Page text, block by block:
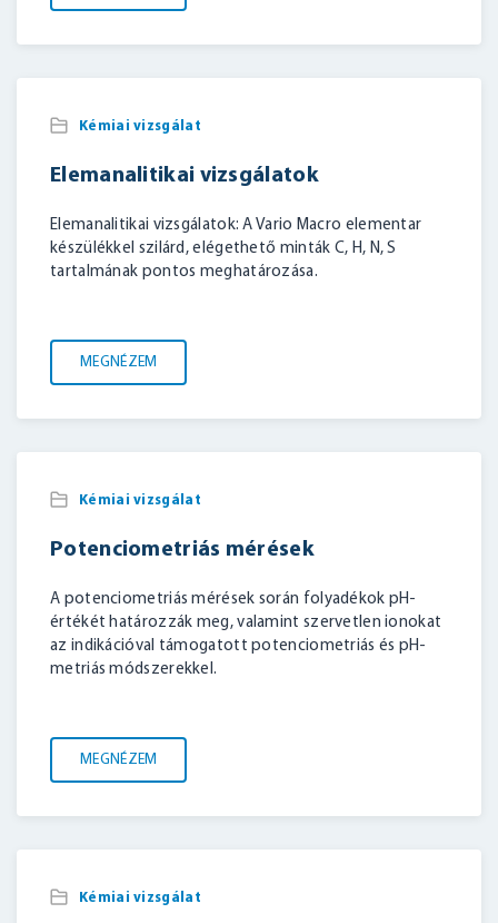
Kémiai vizsgálat
Elemanalitikai vizsgálatok
Elemanalitikai vizsgálatok: A Vario Macro elementar
készülékkel szilárd, elégethető minták C, H, N, S
tartalmának pontos meghatározása.
MEGNÉZEM
Kémiai vizsgálat
Potenciometriás mérések
A potenciometriás mérések során folyadékok pH-
értékét határozzák meg, valamint szervetlen ionokat
az indikációval támogatott potenciometriás és pH-
metriás módszerekkel.
MEGNÉZEM
Kémiai vizsgálat